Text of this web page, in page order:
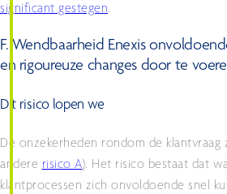
significant gestegen.
F. Wendbaarheid Enexis
en rigoureuze changes door te
Dit risico lopen we
De onzekerheden rondom de
andere risico A). Het risico bestaat dat
klantprocessen zich onvoldoende snel